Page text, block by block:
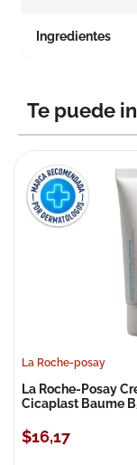
Ingredientes
Te puede
La Roche-posay
La Roche-Posay
Cicaplast Baume
$16,17